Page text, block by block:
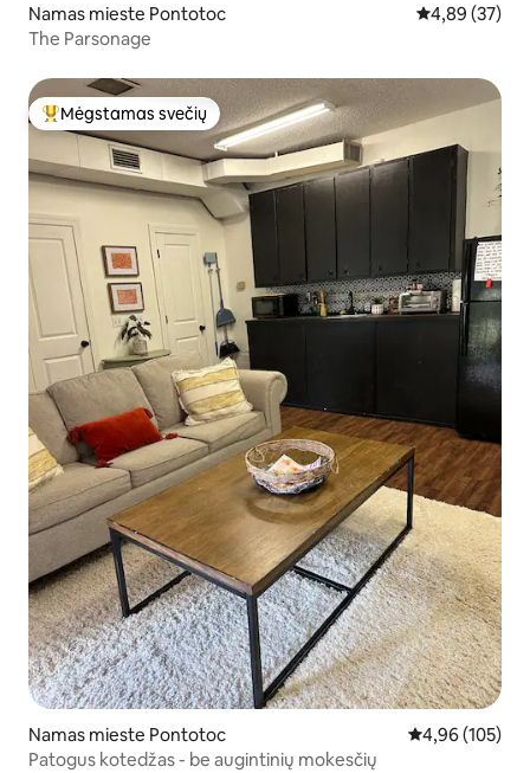
Namas mieste Pontotoc Vidutinis
4,89 (37)
The Parsonage
Svečių mėgstamiausias
Mėgstamas svečių
Namas mieste Pontotoc Vidutinis
4,96 (105)
Patogus kotedžas - be augintinių mokesčių